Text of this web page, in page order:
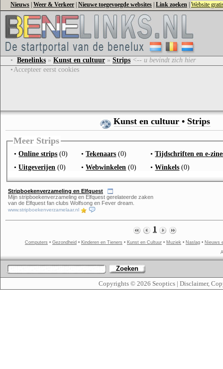
Nieuws Weer & Verkeer Nieuwe toegevoegde websites Link zoeken Website
• Benelinks » Kunst en cultuur » Strips <-- u bevindt zich hier
•Accepteer eerst cookies
Kunst en cultuur • Strips
Meer Strips
•Online strips (0) •Tekenaars (0) •Tijdschriften en e-
•Uitgeverijen (0) •Webwinkelen (0) •Winkels (0)
Stripboekenverzameling en Elfquest
Mijn stripboekenverzameling en Elfquest gerelateerde zaken
van de Elfquest fan clubs Wolfsong en Fever dream.
www.stripboekenverzamelaar.nl
1
Computers • Gezondheid • Kinderen en Tieners • Kunst en Cultuur • Muziek • Naslag • Nieuws
Zoeken
Copyrights © 2026 Seoptics | Disclaimer,